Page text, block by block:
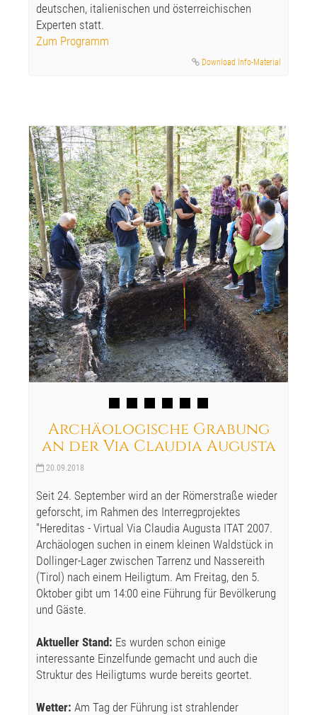
deutschen, italienischen und österreichischen
Experten statt.
Zum Programm
Download Info-Material
Archäologische Grabung
an der Via Claudia Augusta
20.09.2018
Seit 24. September wird an der Römerstraße wieder
geforscht, im Rahmen des Interregprojektes
"Hereditas - Virtual Via Claudia Augusta ITAT 2007.
Archäologen suchen in einem kleinen Waldstück in
Dollinger-Lager zwischen Tarrenz und Nassereith
(Tirol) nach einem Heiligtum. Am Freitag, den 5.
Oktober gibt um 14:00 eine Führung für Bevölkerung
und Gäste.
Aktueller Stand: Es wurden schon einige
interessante Einzelfunde gemacht und auch die
Struktur des Heiligtums wurde bereits geortet.
Wetter: Am Tag der Führung ist strahlender